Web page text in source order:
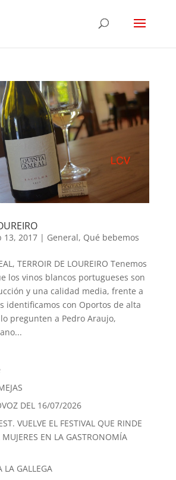
13, 2017| General, Qué bebemos
TERROIR DE LOUREIRO Tenemos
los vinos blancos portugueses son
y una calidad media, frente a
identificamos con Oportos de alta
pregunten a Pedro Araujo,
DEL 16/07/2026
VUELVE EL FESTIVAL QUE RINDE
EN LA GASTRONOMÍA
LA GALLEGA